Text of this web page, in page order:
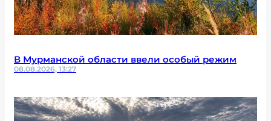
В Мурманской области ввели особый режим
08.08.2026, 13:27